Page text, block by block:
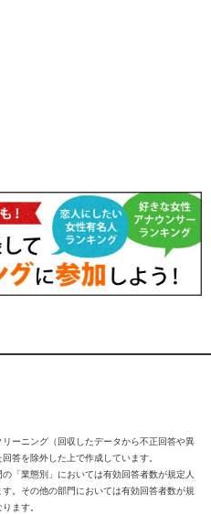
ーニング（回収したデータから不正回答や異
答を除外した上で作成しています。
「業態別」においては有効回答者数が規定人
。その他の部門においては有効回答者数が規
ます。